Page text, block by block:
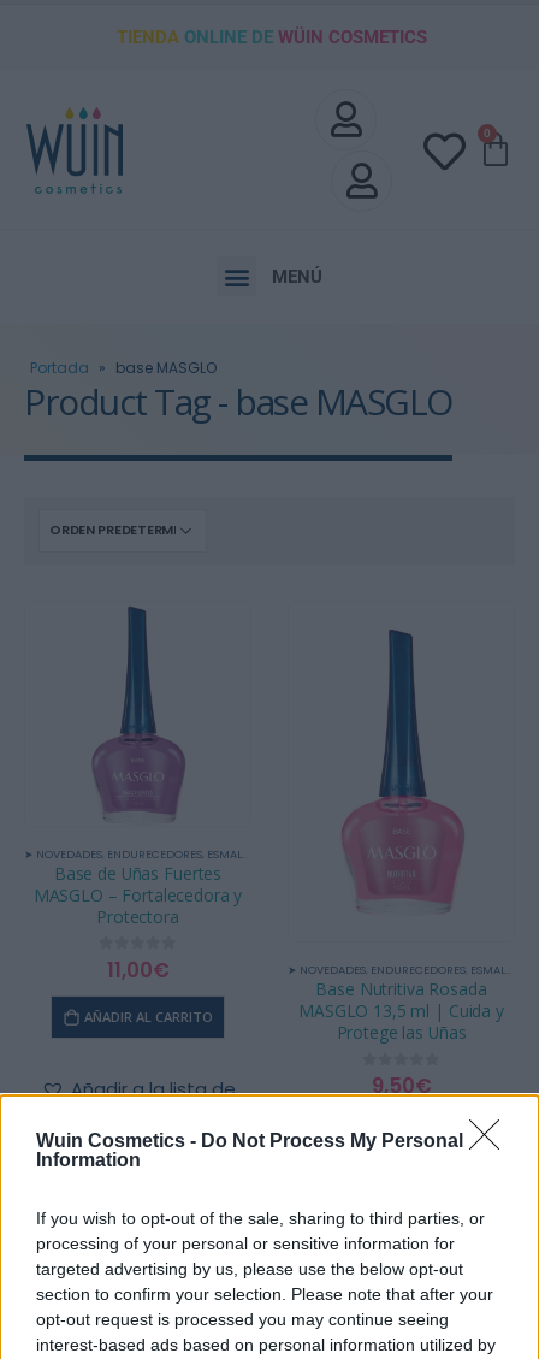
Wuin Cosmetics - Do Not Process My Personal
Information
If you wish to opt-out of the sale, sharing to third parties, or
processing of your personal or sensitive information for
targeted advertising by us, please use the below opt-out
section to confirm your selection. Please note that after your
opt-out request is processed you may continue seeing
interest-based ads based on personal information utilized by
TIENDAONLINE DE WÜIN COSMETICS
0
MENÚ
Portada » base MASGLO
Product Tag - base MASGLO
➤ NOVEDADES ENDURECEDORES ESMALTE TRADICIONAL Y TRATAMIENTOS TRATAMIENTOS
Base de Uñas Fuertes
MASGLO – Fortalecedora y
Protectora
out of 5
11,00€
AÑADIR AL CARRITO
Añadir a la lista de
➤ NOVEDADES ENDURECEDORES ESMALTE TRADICIONAL Y TRATAMIENTOS
Base Nutritiva Rosada
MASGLO 13,5 ml | Cuida y
Protege las Uñas
out of 5
9,50€
AÑADIR AL CARRITO
deseos